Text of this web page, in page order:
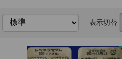
表示切替